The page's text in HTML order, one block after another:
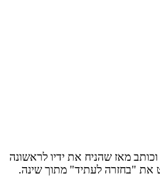
מאז שהניח את ידיו לראשונה
את "בחזרה לעתיד" מתוך שינה.